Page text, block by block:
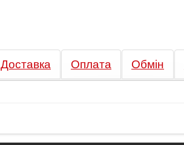
Доставка Оплата Обмін